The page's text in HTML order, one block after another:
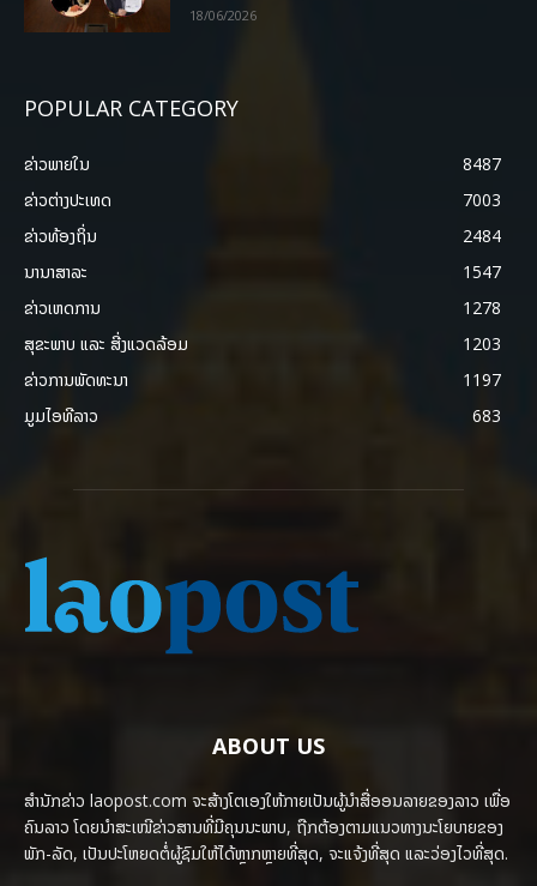
18/06/2026
POPULAR CATEGORY
ຂ່າວພາຍ​ໃນ
8487
ຂ່າວຕ່າງປະເທດ
7003
ຂ່າວທ້ອງຖິ່ນ
2484
ນານາສາລະ
1547
ຂ່າວເຫດການ
1278
ສຸຂະພາບ ແລະ ສີ່ງແວດລ້ອມ
1203
ຂ່າວການພັດທະນາ
1197
ມູມໄອທີລາວ
683
ABOUT US
ສຳນັກຂ່າວ laopost.com ຈະສ້າງໂຕເອງໃຫ້ກາຍເປັນຜູ້ນຳສື່ອອນລາຍຂອງລາວ ເພື່ອ
ຄົນລາວ ໂດຍນຳສະເໜີຂ່າວສານທີ່ມີຄຸນນະພາບ, ຖືກຕ້ອງຕາມແນວທາງນະໂຍບາຍຂອງ
ພັກ-ລັດ, ເປັນປະໂຫຍດຕໍ່ຜູ້ຊົມໃຫ້ໄດ້ຫຼາກຫຼາຍທີ່ສຸດ, ຈະແຈ້ງທີ່ສຸດ ແລະວ່ອງໄວທີ່ສຸດ.